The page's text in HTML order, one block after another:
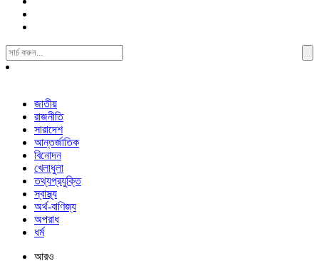
Search
For:
জাতীয়
রাজনীতি
সারাদেশ
আন্তর্জাতিক
বিনোদন
খেলাধুলা
তথ্যপ্রযুক্তি
স্বাস্থ্য
অর্থ-বাণিজ্য
অপরাধ
ধর্ম
আরও